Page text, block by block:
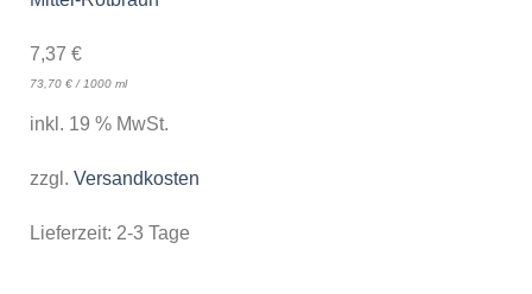
7,37 €
73,70 €/ 1000 ml
inkl. 19 % MwSt.
zzgl. Versandkosten
Lieferzeit: 2-3 Tage